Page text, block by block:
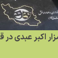
اکبر عبدی در